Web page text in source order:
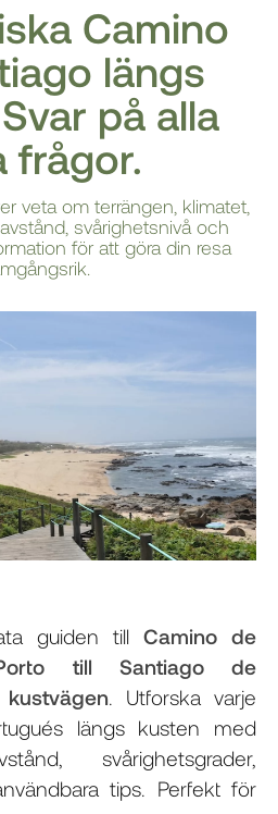
Camino
längs
på alla
frågor.
veta om terrängen, klimatet,
svårighetsnivå och
för att göra din resa
guiden till Camino de
till Santiago de
. Utforska varje
längs kusten med
svårighetsgrader,
tips. Perfekt för